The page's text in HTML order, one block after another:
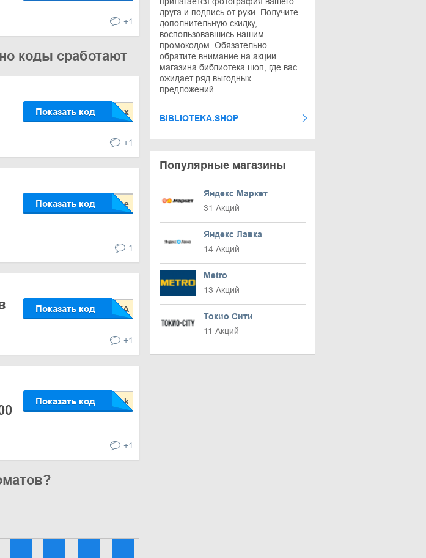
+1
коды сработают
Показать код
+1
Показать код
1
Показать код
+1
Показать код
+1
друга и подпись от руки. Получите
дополнительную скидку,
воспользовавшись нашим
промокодом. Обязательно
обратите внимание на акции
магазина библиотека.шоп, где вас
ожидает ряд выгодных
предложений.
BIBLIOTEKA.SHOP
Популярные магазины
Яндекс Маркет
31 Акций
Яндекс Лавка
14 Акций
Metro
13 Акций
Токио Сити
11 Акций